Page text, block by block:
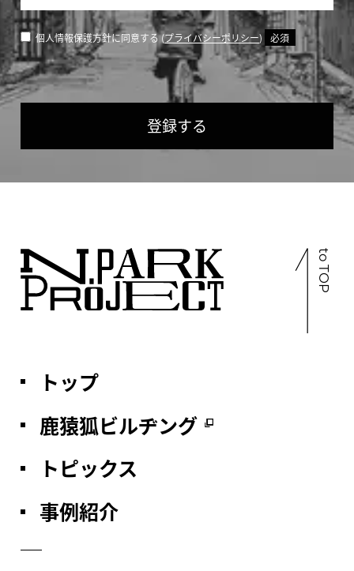
個人情報保護方針に同意する (プライバシーポリシー) 必須
登録する
human,
ignore
トップ
鹿猿狐ビルヂング
トピックス
事例紹介
to TOP